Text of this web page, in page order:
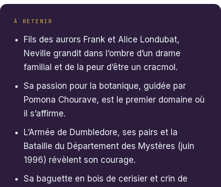
À RETENIR
Fils des aurors Frank et Alice Londubat,
Neville grandit dans l’ombre d’un drame
familial et de la peur d’être un cracmol.
Sa passion pour la botanique, guidée par
Pomona Chourave, est le premier domaine où
il s’affirme.
L’Armée de Dumbledore, ses pairs et la
Bataille du Département des Mystères (juin
1996) révèlent son courage.
Sa baguette en bois de cerisier et crin de